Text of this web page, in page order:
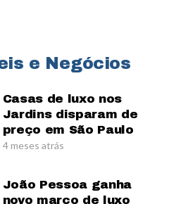
e Negócios
Casas de luxo nos
Jardins disparam de
preço em São Paulo
4 meses atrás
João Pessoa ganha
novo marco de luxo